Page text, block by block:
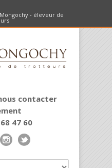
- éleveur de
contacter
47 60